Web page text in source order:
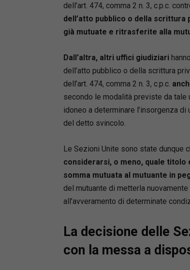
dell’art. 474, comma 2 n. 3, c.p.c.
dell’atto pubblico o della
già mutuate e ritrasferite alla
Dall’altra, altri uffici giudiziari
dell’atto pubblico o della scrittura
dell’art. 474, comma 2 n. 3, c.p.c.
secondo le modalità previste da
idoneo a determinare l’insorgenza
del detto svincolo.
Le Sezioni Unite sono state dunque
considerarsi, o meno, quale
somma mutuata al mutuante in
del mutuante di metterla
all’avveramento di determinate
La decisione delle
con la messa a